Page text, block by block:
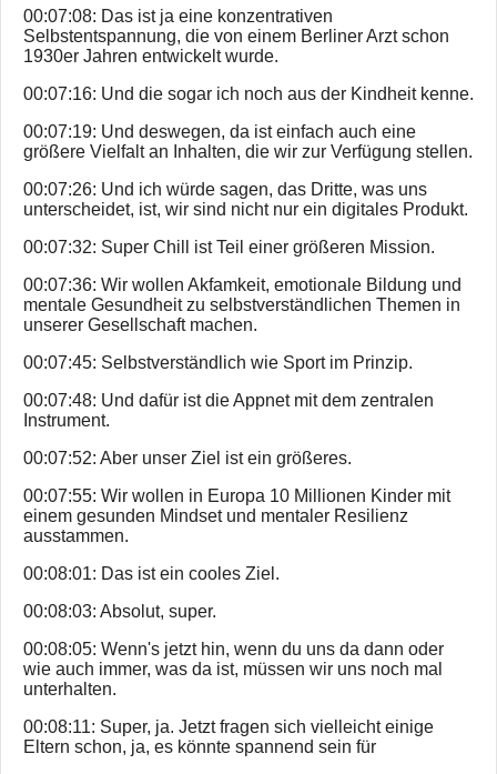
00:07:08: Das ist ja eine konzentrativen
Selbstentspannung, die von einem Berliner Arzt schon
1930er Jahren entwickelt wurde.
00:07:16: Und die sogar ich noch aus der Kindheit kenne.
00:07:19: Und deswegen, da ist einfach auch eine
größere Vielfalt an Inhalten, die wir zur Verfügung stellen.
00:07:26: Und ich würde sagen, das Dritte, was uns
unterscheidet, ist, wir sind nicht nur ein digitales Produkt.
00:07:32: Super Chill ist Teil einer größeren Mission.
00:07:36: Wir wollen Akfamkeit, emotionale Bildung und
mentale Gesundheit zu selbstverständlichen Themen in
unserer Gesellschaft machen.
00:07:45: Selbstverständlich wie Sport im Prinzip.
00:07:48: Und dafür ist die Appnet mit dem zentralen
Instrument.
00:07:52: Aber unser Ziel ist ein größeres.
00:07:55: Wir wollen in Europa 10 Millionen Kinder mit
einem gesunden Mindset und mentaler Resilienz
ausstammen.
00:08:01: Das ist ein cooles Ziel.
00:08:03: Absolut, super.
00:08:05: Wenn's jetzt hin, wenn du uns da dann oder
wie auch immer, was da ist, müssen wir uns noch mal
unterhalten.
00:08:11: Super, ja. Jetzt fragen sich vielleicht einige
Eltern schon, ja, es könnte spannend sein für